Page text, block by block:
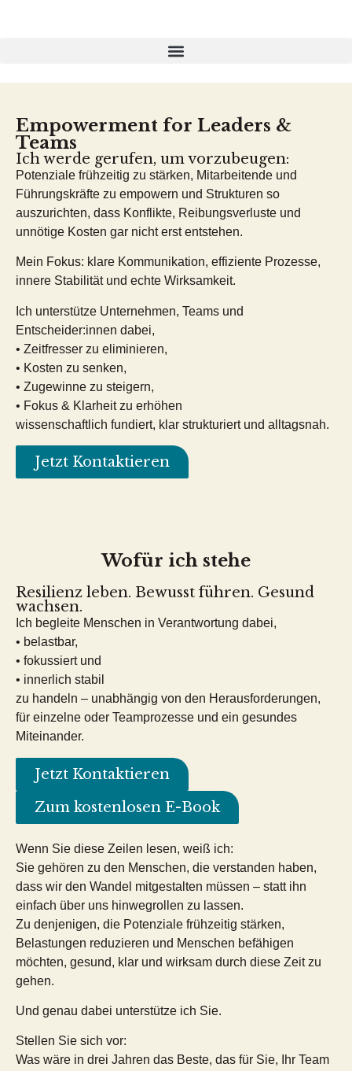
Empowerment for Leaders &
Teams
Ich werde gerufen, um vorzubeugen:
Potenziale frühzeitig zu stärken, Mitarbeitende und
Führungskräfte zu empowern und Strukturen so
auszurichten, dass Konflikte, Reibungsverluste und
unnötige Kosten gar nicht erst entstehen.
Mein Fokus: klare Kommunikation, effiziente Prozesse,
innere Stabilität und echte Wirksamkeit.
Ich unterstütze Unternehmen, Teams und
Entscheider:innen dabei,
• Zeitfresser zu eliminieren,
• Kosten zu senken,
• Zugewinne zu steigern,
• Fokus & Klarheit zu erhöhen
wissenschaftlich fundiert, klar strukturiert und alltagsnah.
Jetzt Kontaktieren
Wofür ich stehe
Resilienz leben. Bewusst führen. Gesund
wachsen.
Ich begleite Menschen in Verantwortung dabei,
• belastbar,
• fokussiert und
• innerlich stabil
zu handeln – unabhängig von den Herausforderungen,
für einzelne oder Teamprozesse und ein gesundes
Miteinander.
Jetzt Kontaktieren
Zum kostenlosen E-Book
Wenn Sie diese Zeilen lesen, weiß ich:
Sie gehören zu den Menschen, die verstanden haben,
dass wir den Wandel mitgestalten müssen – statt ihn
einfach über uns hinwegrollen zu lassen.
Zu denjenigen, die Potenziale frühzeitig stärken,
Belastungen reduzieren und Menschen befähigen
möchten, gesund, klar und wirksam durch diese Zeit zu
gehen.
Und genau dabei unterstütze ich Sie.
Stellen Sie sich vor:
Was wäre in drei Jahren das Beste, das für Sie, Ihr Team